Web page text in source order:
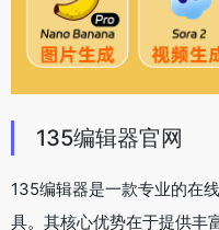
135编辑器官网
135编辑器是一款专业的在
具。其核心优势在于提供丰